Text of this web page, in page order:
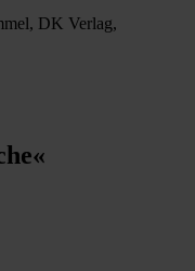
DK Verlag,